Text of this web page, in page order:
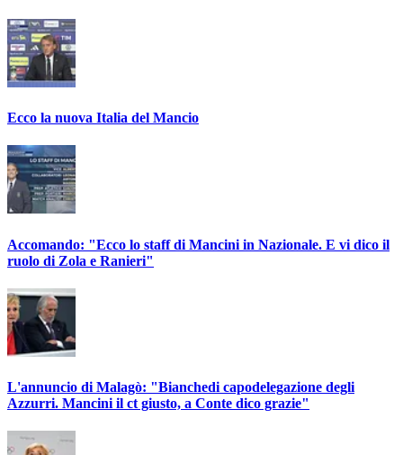
Ecco la nuova Italia del Mancio
Accomando: "Ecco lo staff di Mancini in Nazionale. E vi dico il
ruolo di Zola e Ranieri"
L'annuncio di Malagò: "Bianchedi capodelegazione degli
Azzurri. Mancini il ct giusto, a Conte dico grazie"